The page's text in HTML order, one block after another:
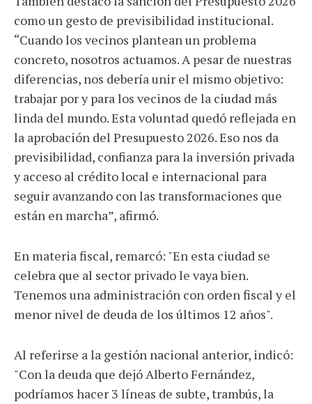
como un gesto de previsibilidad institucional.
“Cuando los vecinos plantean un problema
concreto, nosotros actuamos. A pesar de nuestras
diferencias, nos debería unir el mismo objetivo:
trabajar por y para los vecinos de la ciudad más
linda del mundo. Esta voluntad quedó reflejada en
la aprobación del Presupuesto 2026. Eso nos da
previsibilidad, confianza para la inversión privada
y acceso al crédito local e internacional para
seguir avanzando con las transformaciones que
están en marcha”, afirmó.
En materia fiscal, remarcó: "En esta ciudad se
celebra que al sector privado le vaya bien.
Tenemos una administración con orden fiscal y el
menor nivel de deuda de los últimos 12 años".
Al referirse a la gestión nacional anterior, indicó:
"Con la deuda que dejó Alberto Fernández,
podríamos hacer 3 líneas de subte, trambús, la